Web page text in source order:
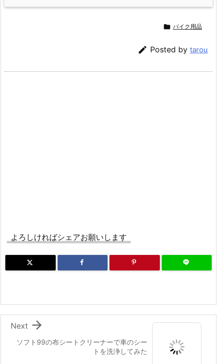
 バイク用品
 Posted by tarou
よろしければシェアお願いします
ソフト99の布シートクリーナーで車のシー
トを洗浄してみた

Next